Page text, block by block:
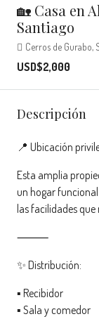
🏡 Casa en
Santiago
Cerros de Gurabo,
USD$2,000
Descripción
📍 Ubicación
Esta amplia
un hogar
las facilidades
⸻
✨ Distribución:
▪️ Recibidor
▪️ Sala y comedor